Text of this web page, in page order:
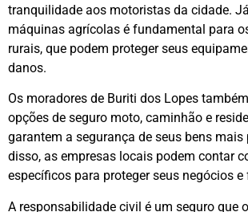
tranquilidade aos motoristas da cidade.
máquinas agrícolas é fundamental para
rurais, que podem proteger seus
danos.
Os moradores de Buriti dos Lopes
opções de seguro moto, caminhão e
garantem a segurança de seus bens mais
disso, as empresas locais podem contar
específicos para proteger seus negócios
A responsabilidade civil é um seguro que